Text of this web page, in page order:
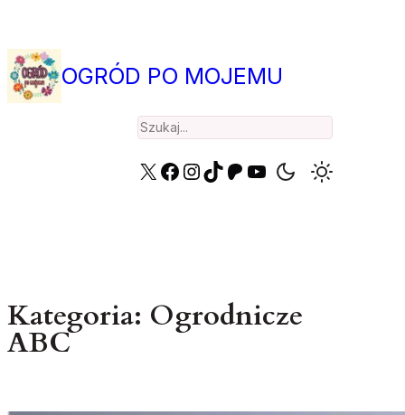
treści
OGRÓD PO MOJEMU
Search
X Facebook
Instagram
TikTok
Patreon
YouTube
Kategoria: Ogrodnicze
ABC